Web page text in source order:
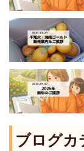
ブログカ